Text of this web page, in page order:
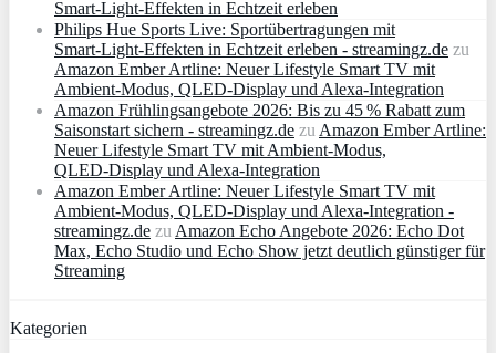
Smart‑Light‑Effekten in Echtzeit erleben
Philips Hue Sports Live: Sportübertragungen mit
Smart‑Light‑Effekten in Echtzeit erleben - streamingz.de zu
Amazon Ember Artline: Neuer Lifestyle Smart TV mit
Ambient‑Modus, QLED‑Display und Alexa‑Integration
Amazon Frühlingsangebote 2026: Bis zu 45 % Rabatt zum
Saisonstart sichern - streamingz.de zu Amazon Ember Artline:
Neuer Lifestyle Smart TV mit Ambient‑Modus,
QLED‑Display und Alexa‑Integration
Amazon Ember Artline: Neuer Lifestyle Smart TV mit
Ambient‑Modus, QLED‑Display und Alexa‑Integration -
streamingz.de zu Amazon Echo Angebote 2026: Echo Dot
Max, Echo Studio und Echo Show jetzt deutlich günstiger für
Streaming
Kategorien